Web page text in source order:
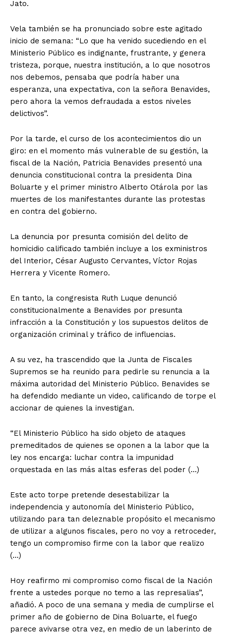
Jato.
Vela también se ha pronunciado sobre este agitado
inicio de semana: “Lo que ha venido sucediendo en el
Ministerio Público es indignante, frustrante, y genera
tristeza, porque, nuestra institución, a lo que nosotros
nos debemos, pensaba que podría haber una
esperanza, una expectativa, con la señora Benavides,
pero ahora la vemos defraudada a estos niveles
delictivos”.
Por la tarde, el curso de los acontecimientos dio un
giro: en el momento más vulnerable de su gestión, la
fiscal de la Nación, Patricia Benavides presentó una
denuncia constitucional contra la presidenta Dina
Boluarte y el primer ministro Alberto Otárola por las
muertes de los manifestantes durante las protestas
en contra del gobierno.
La denuncia por presunta comisión del delito de
homicidio calificado también incluye a los exministros
del Interior, César Augusto Cervantes, Víctor Rojas
Herrera y Vicente Romero.
En tanto, la congresista Ruth Luque denunció
constitucionalmente a Benavides por presunta
infracción a la Constitución y los supuestos delitos de
organización criminal y tráfico de influencias.
A su vez, ha trascendido que la Junta de Fiscales
Supremos se ha reunido para pedirle su renuncia a la
máxima autoridad del Ministerio Público. Benavides se
ha defendido mediante un video, calificando de torpe el
accionar de quienes la investigan.
“El Ministerio Público ha sido objeto de ataques
premeditados de quienes se oponen a la labor que la
ley nos encarga: luchar contra la impunidad
orquestada en las más altas esferas del poder (…)
Este acto torpe pretende desestabilizar la
independencia y autonomía del Ministerio Público,
utilizando para tan deleznable propósito el mecanismo
de utilizar a algunos fiscales, pero no voy a retroceder,
tengo un compromiso firme con la labor que realizo
(…)
Hoy reafirmo mi compromiso como fiscal de la Nación
frente a ustedes porque no temo a las represalias”,
añadió. A poco de una semana y media de cumplirse el
primer año de gobierno de Dina Boluarte, el fuego
parece avivarse otra vez, en medio de un laberinto de